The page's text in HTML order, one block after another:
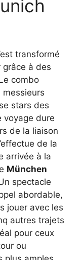
transformé
à des
combo
messieurs
stars des
voyage dure
de la liaison
de la
arrivée à la
München
spectacle
abordable,
jouer avec les
autres trajets
pour ceux
ou